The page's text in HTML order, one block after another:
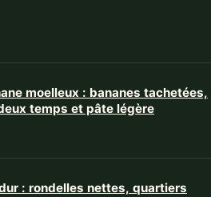
moelleux : bananes tachetées,
temps et pâte légère
: rondelles nettes, quartiers